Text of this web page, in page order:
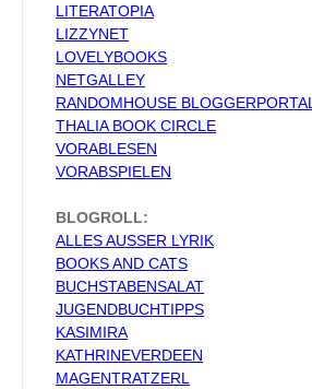
LITERATOPIA
LIZZYNET
LOVELYBOOKS
NETGALLEY
RANDOMHOUSE BLOGGERPORTAL
THALIA BOOK CIRCLE
VORABLESEN
VORABSPIELEN
BLOGROLL:
ALLES AUSSER LYRIK
BOOKS AND CATS
BUCHSTABENSALAT
JUGENDBUCHTIPPS
KASIMIRA
KATHRINEVERDEEN
MAGENTRATZERL